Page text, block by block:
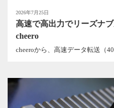
2026年7月25日
高速で高出力でリーズナ
cheero
cheeroから、高速データ転送（